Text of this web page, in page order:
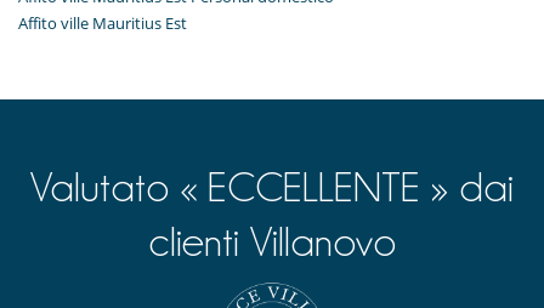
Affito ville Mauritius Est
Valutato « ECCELLENTE » dai
clienti Villanovo